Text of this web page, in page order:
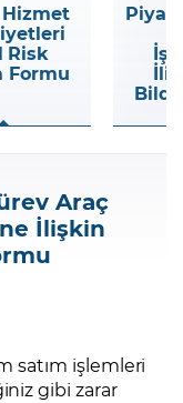
Hizmet
Risk
Formu
Araç
İlişkin
satım işlemleri
gibi zarar